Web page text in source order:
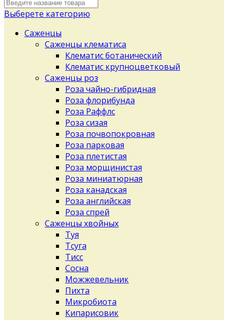
Выберете категорию
Саженцы
Саженцы клематиса
Клематис ботанический
Клематис крупноцветковый
Саженцы роз
Роза чайно-гибридная
Роза флорибунда
Роза Раффлс
Роза сизая
Роза почвопокровная
Роза парковая
Роза плетистая
Роза морщинистая
Роза миниатюрная
Роза канадская
Роза английская
Роза спрей
Саженцы хвойных
Туя
Тсуга
Тисс
Сосна
Можжевельник
Пихта
Микробиота
Кипарисовик